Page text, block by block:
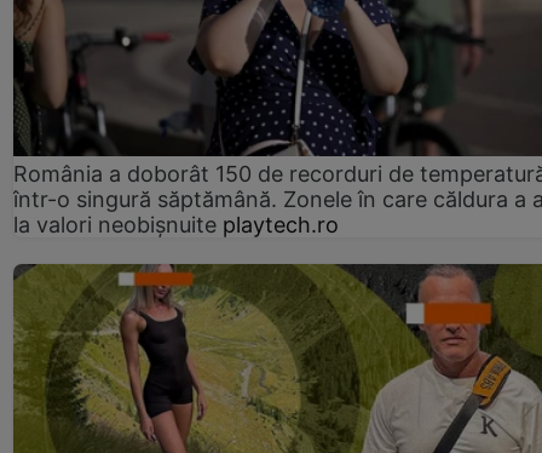
România a doborât 150 de recorduri de
într-o singură săptămână. Zonele în care căldura a
la valori neobișnuite playtech.ro